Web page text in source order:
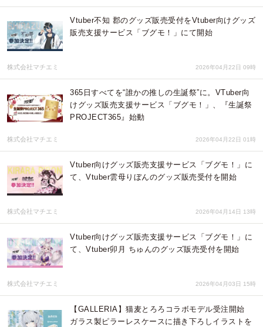
Vtuber不知 郡のグッズ販売受付をVtuber向けグッズ
販売支援サービス「ブグモ！」にて開始
株式会社マチエミ 2026年04月22日 09時
365日すべてを“誰かの推しの生誕祭”に。VTuber向
けグッズ販売支援サービス「ブグモ！」、『生誕祭
PROJECT365』始動
株式会社マチエミ 2026年04月22日 01時
Vtuber向けグッズ販売支援サービス「ブグモ！」に
て、Vtuber雲母りぼんのグッズ販売受付を開始
株式会社マチエミ 2026年04月14日 13時
Vtuber向けグッズ販売支援サービス「ブグモ！」に
て、Vtuber卯月 ちゅんのグッズ販売受付を開始
株式会社マチエミ 2026年04月03日 15時
【GALLERIA】猫麦とろろコラボモデル受注開始
ガラス製ピラーレスケースに描き下ろしイラストを